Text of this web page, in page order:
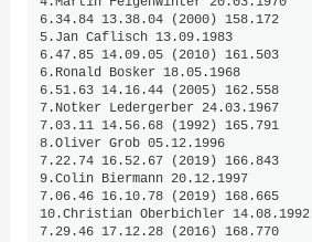
6.34.84 13.38.04 (2000) 158.172
5.Jan Caflisch 13.09.1983
6.47.85 14.09.05 (2010) 161.503
6.Ronald Bosker 18.05.1968
6.51.63 14.16.44 (2005) 162.558
7.Notker Ledergerber 24.03.1967
7.03.11 14.56.68 (1992) 165.791
8.Oliver Grob 05.12.1996
7.22.74 16.52.67 (2019) 166.843
9.Colin Biermann 20.12.1997
7.06.46 16.10.78 (2019) 168.665
10.Christian Oberbichler
7.29.46 17.12.28 (2016) 168.770